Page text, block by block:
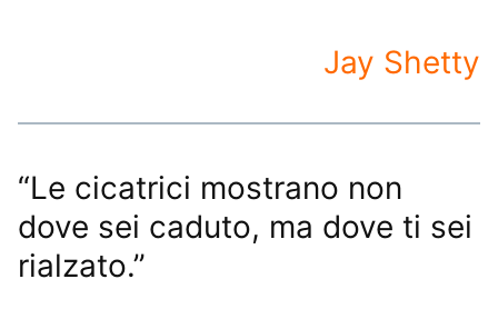
Jay Shetty
“Le cicatrici mostrano non
dove sei caduto, ma dove ti sei
rialzato.”